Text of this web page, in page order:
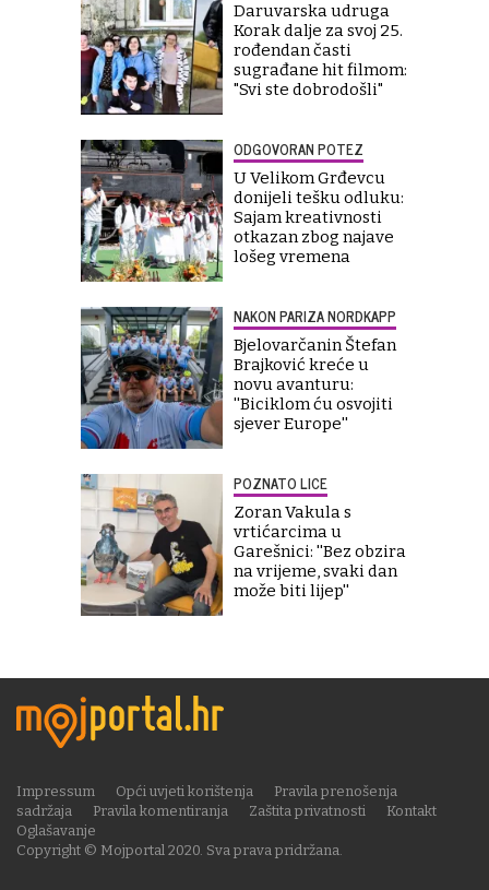
Daruvarska udruga
Korak dalje za svoj 25.
rođendan časti
sugrađane hit filmom:
"Svi ste dobrodošli"
ODGOVORAN POTEZ
U Velikom Grđevcu
donijeli tešku odluku:
Sajam kreativnosti
otkazan zbog najave
lošeg vremena
NAKON PARIZA NORDKAPP
Bjelovarčanin Štefan
Brajković kreće u
novu avanturu:
''Biciklom ću osvojiti
sjever Europe''
POZNATO LICE
Zoran Vakula s
vrtićarcima u
Garešnici: ''Bez obzira
na vrijeme, svaki dan
može biti lijep''
Copyright © Mojportal 2020. Sva prava pridržana.
Impressum Opći uvjeti korištenja
Pravila prenošenja
sadržaja
Pravila komentiranja Zaštita privatnosti
Kontakt
Oglašavanje